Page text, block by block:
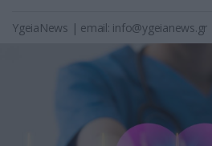
YgeiaNews | email: info@ygeianews.gr